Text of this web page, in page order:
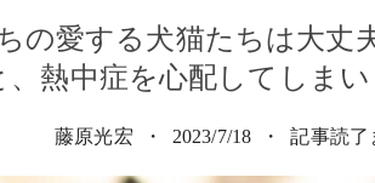
の愛する犬猫たちは大
、熱中症を心配してしまい
藤原光宏 ・ 2023/7/18 ・ 記事読了